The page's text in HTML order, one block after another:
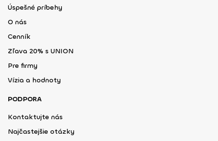
Úspešné príbehy
O nás
Cenník
Zľava 20% s UNION
Pre firmy
Vízia a hodnoty
PODPORA
Kontaktujte nás
Najčastejšie otázky